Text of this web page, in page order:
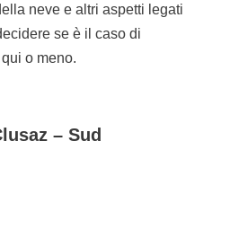
neve e altri aspetti legati
se è il caso di
o meno.
– Sud